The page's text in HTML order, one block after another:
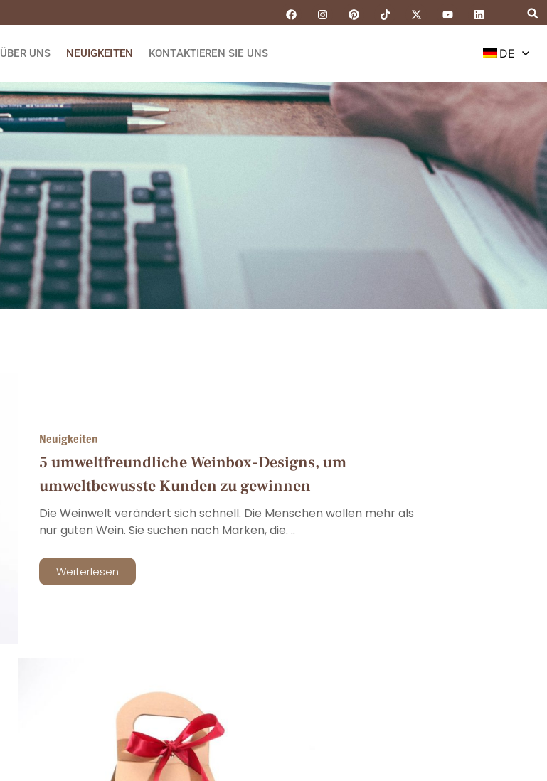
ÜBER UNS NEUIGKEITEN KONTAKTIEREN SIE UNS DE
Neuigkeiten
5 umweltfreundliche Weinbox-Designs, um
umweltbewusste Kunden zu gewinnen
Die Weinwelt verändert sich schnell. Die Menschen wollen mehr als
nur guten Wein. Sie suchen nach Marken, die. ..
Weiterlesen